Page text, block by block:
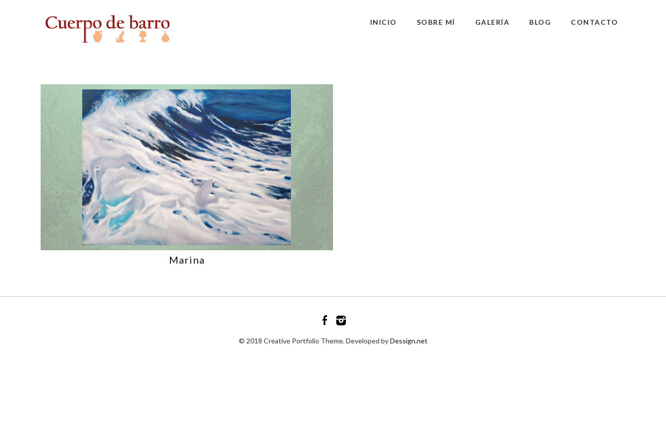
INICIO SOBRE MÍ GALERÍA BLOG CONTACTO
Marina
© 2018 Creative Portfolio Theme. Developed byDessign.net